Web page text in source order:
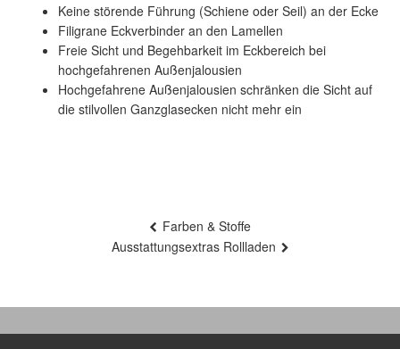
Keine störende Führung (Schiene oder Seil) an der Ecke
Filigrane Eckverbinder an den Lamellen
Freie Sicht und Begehbarkeit im Eckbereich bei
hochgefahrenen Außenjalousien
Hochgefahrene Außenjalousien schränken die Sicht auf
die stilvollen Ganzglasecken nicht mehr ein
Farben & Stoffe
Ausstattungsextras Rollladen